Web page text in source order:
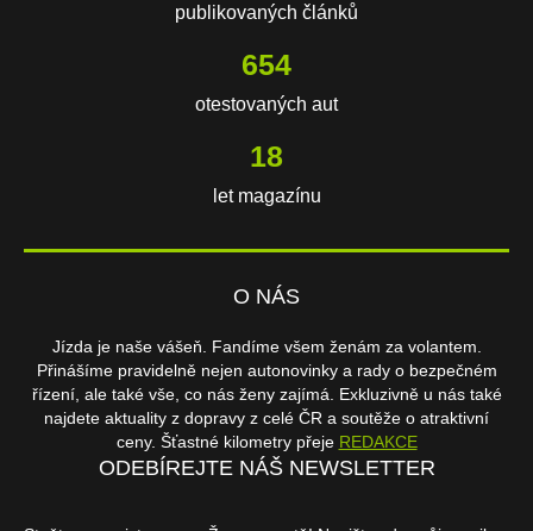
publikovaných článků
654
otestovaných aut
18
let magazínu
O NÁS
Jízda je naše vášeň. Fandíme všem ženám za volantem.
Přinášíme pravidelně nejen autonovinky a rady o bezpečném
řízení, ale také vše, co nás ženy zajímá. Exkluzivně u nás také
najdete aktuality z dopravy z celé ČR a soutěže o atraktivní
ceny. Šťastné kilometry přeje REDAKCE
ODEBÍREJTE NÁŠ NEWSLETTER